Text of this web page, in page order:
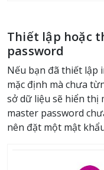
Thiết lập hoặc
password
Nếu bạn đã thiết lập
mặc định mà chưa
sở dữ liệu sẽ hiển thị
master password
nên đặt một mật